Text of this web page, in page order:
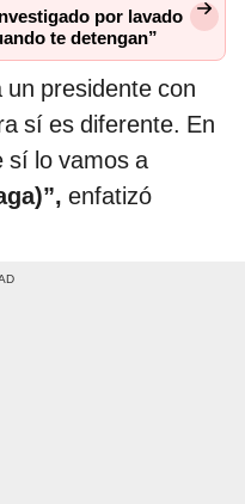
por lavado
te detengan”
presidente con
sí es diferente. En
sí lo vamos a
enfatizó